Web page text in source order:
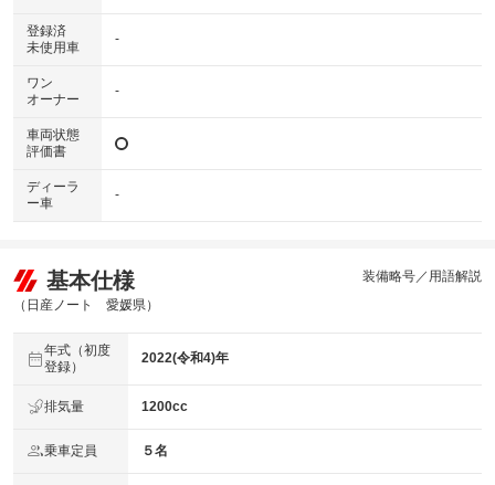
登録済
未使用車
-
ワン
オーナー
-
車両状態
評価書
ディーラ
ー車
-
基本仕様
（日産ノート 愛媛県）
装備略号／用語解説
年式（初度
登録）
2022(令和4)年
排気量 1200cc
乗車定員 ５名